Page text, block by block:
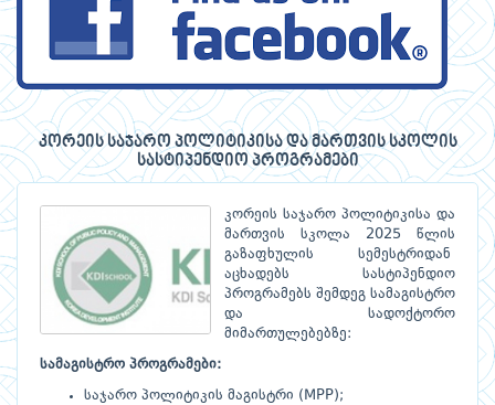
კორეის საჯარო პოლიტიკისა და მართვის სკოლის
სასტიპენდიო პროგრამები
კორეის საჯარო პოლიტიკისა და
მართვის სკოლა 2025 წლის
გაზაფხულის სემესტრიდან
აცხადებს სასტიპენდიო
პროგრამებს შემდეგ სამაგისტრო
და სადოქტორო
მიმართულებებზე:
სამაგისტრო პროგრამები:
საჯარო პოლიტიკის მაგისტრი (MPP);